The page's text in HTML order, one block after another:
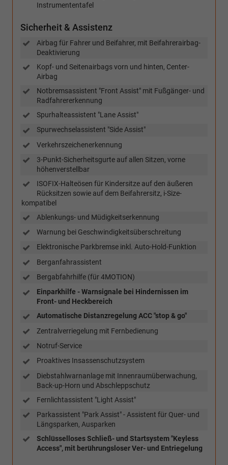
Instrumententafel
Sicherheit & Assistenz
Airbag für Fahrer und Beifahrer, mit Beifahrerairbag-
Deaktivierung
Kopf- und Seitenairbags vorn und hinten, Center-
Airbag
Notbremsassistent "Front Assist" mit Fußgänger- und
Radfahrererkennung
Spurhalteassistent "Lane Assist"
Spurwechselassistent "Side Assist"
Verkehrszeichenerkennung
3-Punkt-Sicherheitsgurte auf allen Sitzen, vorne
höhenverstellbar
ISOFIX-Halteösen für Kindersitze auf den äußeren
Rücksitzen sowie auf dem Beifahrersitz, i-Size-
kompatibel
Ablenkungs- und Müdigkeitserkennung
Warnung bei Geschwindigkeitsüberschreitung
Elektronische Parkbremse inkl. Auto-Hold-Funktion
Berganfahrassistent
Bergabfahrhilfe (für 4MOTION)
Einparkhilfe - Warnsignale bei Hindernissen im
Front- und Heckbereich
Automatische Distanzregelung ACC "stop & go"
Zentralverriegelung mit Fernbedienung
Notruf-Service
Proaktives Insassenschutzsystem
Diebstahlwarnanlage mit Innenraumüberwachung,
Back-up-Horn und Abschleppschutz
Fernlichtassistent "Light Assist"
Parkassistent "Park Assist" - Assistent für Quer- und
Längsparken, Ausparken
Schlüsselloses Schließ- und Startsystem "Keyless
Access", mit berührungsloser Ver- und Entriegelung